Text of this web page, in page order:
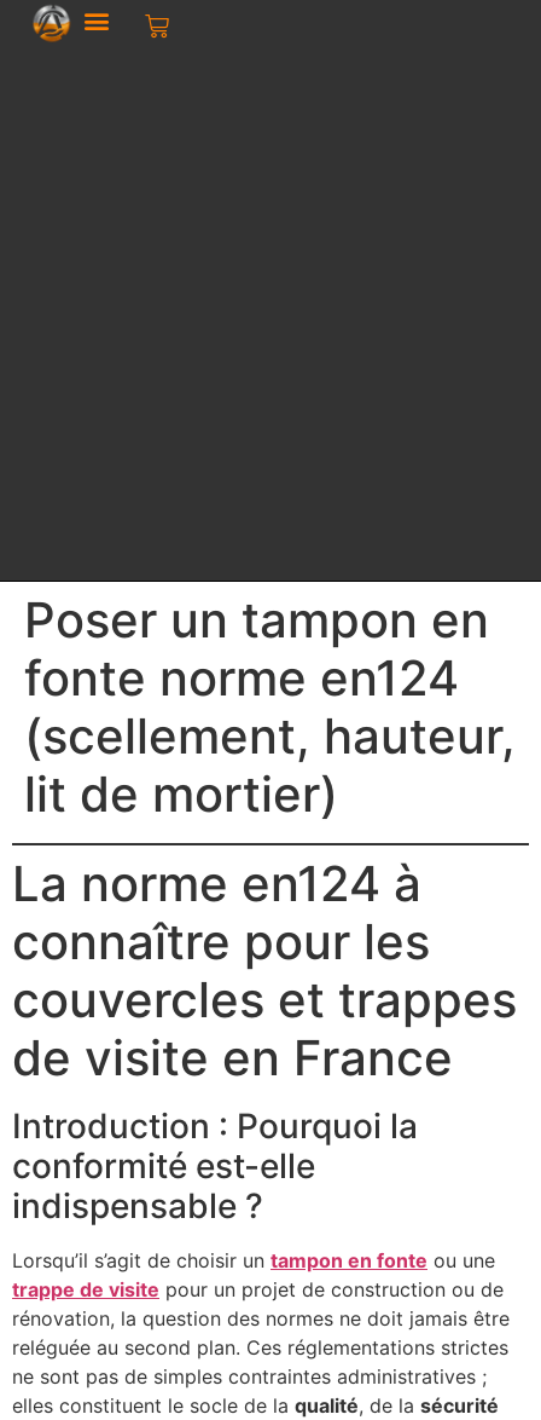
Poser un tampon en
fonte norme en124
(scellement, hauteur,
lit de mortier)
La norme en124 à
connaître pour les
couvercles et trappes
de visite en France
Introduction : Pourquoi la
conformité est-elle
indispensable ?
Lorsqu’il s’agit de choisir un tampon en fonte ou une
trappe de visite pour un projet de construction ou de
rénovation, la question des normes ne doit jamais être
reléguée au second plan. Ces réglementations strictes
ne sont pas de simples contraintes administratives ;
elles constituent le socle de la qualité, de la sécurité